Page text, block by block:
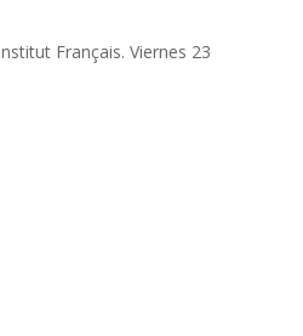
Français. Viernes 23